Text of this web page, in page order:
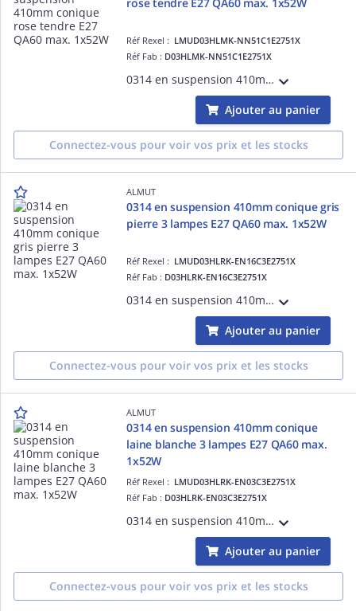
Réf Rexel : LMUD03HLMK-NN51C1E2751X
Réf Fab : D03HLMK-NN51C1E2751X
0314 en suspension 410mm coniquerose tendre E27 QA60 max. 1x52W
Ajouter au panier
Connectez-vous pour voir vos prix et les stocks
ALMUT
0314 en suspension 410mm conique gris
pierre 3 lampes E27 QA60 max. 1x52W
Réf Rexel : LMUD03HLRK-EN16C3E2751X
Réf Fab : D03HLRK-EN16C3E2751X
0314 en suspension 410mm coniquegris pierre 3 lampes E27 QA60 max. 1x52W
Ajouter au panier
Connectez-vous pour voir vos prix et les stocks
ALMUT
0314 en suspension 410mm conique
laine blanche 3 lampes E27 QA60 max.
1x52W
Réf Rexel : LMUD03HLRK-EN03C3E2751X
Réf Fab : D03HLRK-EN03C3E2751X
0314 en suspension 410mm coniquelaine blanche 3 lampes E27 QA60 max. 1x52W
Ajouter au panier
Connectez-vous pour voir vos prix et les stocks